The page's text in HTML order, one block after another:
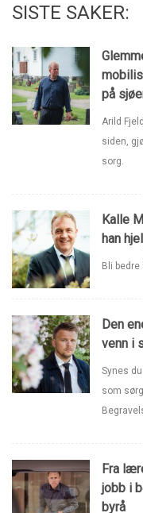
SISTE SAKER:
på
Arild
siden,
sorg.
Kalle
han
Bli
Den
venn i
Synes
som
Fra
jobb i
byrå